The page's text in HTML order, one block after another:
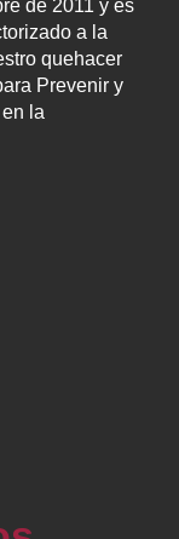
de 2011 y es
a la
quehacer
Prevenir y
la